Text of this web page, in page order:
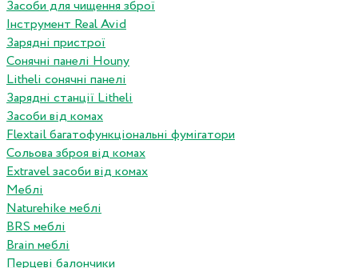
Засоби для чищення зброї
Інструмент Real Avid
Зарядні пристрої
Сонячні панелі Houny
Litheli сонячні панелі
Зарядні станції Litheli
Засоби від комах
Flextail багатофункціональні фумігатори
Сольова зброя від комах
Extravel засоби від комах
Меблі
Naturehike меблі
BRS меблі
Brain меблі
Перцеві балончики